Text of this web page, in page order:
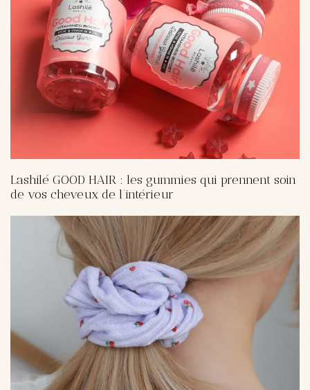
Lashilé GOOD HAIR : les gummies qui prennent soin
de vos cheveux de l’intérieur